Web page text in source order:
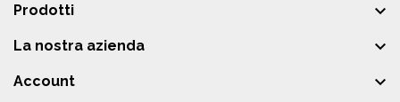
Prodotti 
La nostra azienda 
Account 